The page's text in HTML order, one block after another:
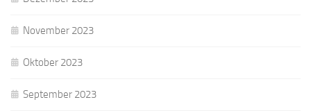
November 2023
Oktober 2023
September 2023